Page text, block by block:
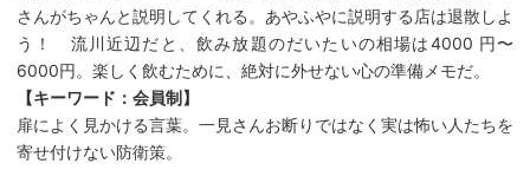
さんがちゃんと説明してくれる。あやふやに説明する店は退散しよ
う！ 流川近辺だと、飲み放題のだいたいの相場は4000 円〜
6000円。楽しく飲むために、絶対に外せない心の準備メモだ。
【キーワード：会員制】
扉によく見かける言葉。一見さんお断りではなく実は怖い人たちを
寄せ付けない防衛策。